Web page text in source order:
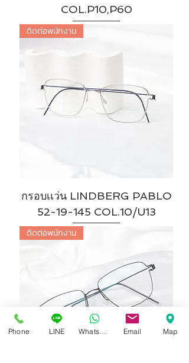
COL.P10,P60
ติดต่อพนักงาน
กรอบเเว่น LINDBERG PABLO
52-19-145 COL.10/U13
ติดต่อพนักงาน
Phone LINE Email Map